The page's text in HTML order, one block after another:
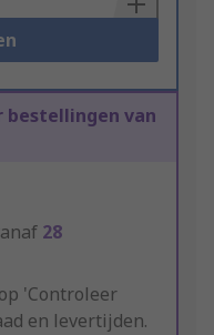
bestellingen van
28
'Controleer
en levertijden.